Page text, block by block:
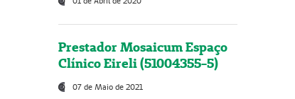
Prestador Mosaicum Espaço
Clínico Eireli (51004355-5)
07 de Maio de 2021